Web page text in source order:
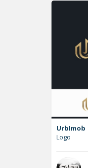
UrbImob
Logo